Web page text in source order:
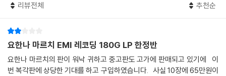
등이 발생할 수 있습니다.
※ 반품/교환 안내
1) 불량으로 인한 반품/교환 요청 시에는 불량 확인을 위해 개봉 시의 동영
상을 요청할 수 있으며, 동영상이 없는 경우 반품/교환이 제한될 수 있습니
다.
리뷰전체 추천순
요한나 마르치 EMI 레코딩 180G LP 한정반
요한나 마르치의 판이 워낙 귀하고 중고판도 고가에 판매되고 있기에 이
번 복각판에 상당한 기대를 하고 구입하였습니다. 사실 10장에 65만원이